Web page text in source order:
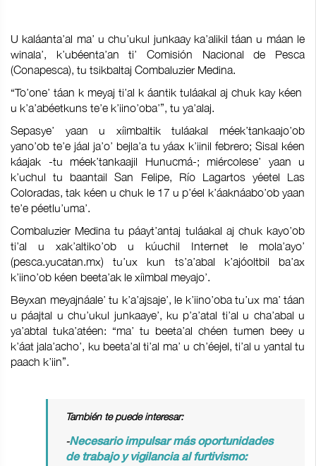
U kaláanta’al ma’ u chu’ukul junkaay ka’alikil táan u máan le
winala’, k’ubéenta’an ti’ Comisión Nacional de Pesca
(Conapesca), tu tsikbaltaj Combaluzier Medina.
“To’one’ táan k meyaj ti’al k áantik tuláakal aj chuk kay kéen
u k’a’abéetkuns te’e k’iino’oba’”, tu ya’alaj.
Sepasye’ yaan u xíimbaltik tuláakal méek’tankaajo’ob
yano’ob te’e jáal ja’o’ bejla’a tu yáax k’iinil febrero; Sisal kéen
káajak -tu méek’tankaajil Hunucmá-; miércolese’ yaan u
k’uchul tu baantail San Felipe, Río Lagartos yéetel Las
Coloradas, tak kéen u chuk le 17 u p’éel k’áaknáabo’ob yaan
te’e péetlu’uma’.
Combaluzier Medina tu páayt’antaj tuláakal aj chuk kayo’ob
ti’al u xak’altiko’ob u kúuchil Internet le mola’ayo’
(pesca.yucatan.mx) tu’ux kun ts’a’abal k’ajóoltbil ba’ax
k’iino’ob kéen beeta’ak le xíimbal meyajo’.
Beyxan meyajnáale’ tu k’a’ajsaje’, le k’iino’oba tu’ux ma’ táan
u páajtal u chu’ukul junkaaye’, ku p’a’atal ti’al u cha’abal u
ya’abtal tuka’atéen: “ma’ tu beeta’al chéen tumen beey u
k’áat jala’acho’, ku beeta’al ti’al ma’ u ch’éejel, ti’al u yantal tu
paach k’iin”.
También te puede interesar:
-Necesario impulsar más oportunidades
de trabajo y vigilancia al furtivismo: